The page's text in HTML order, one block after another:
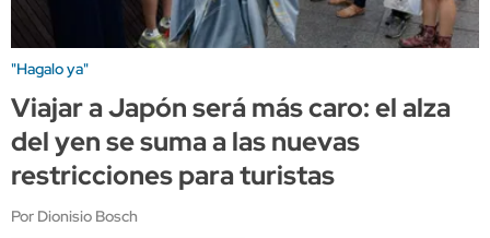
"Hagalo ya"
Viajar a Japón será más caro: el alza
del yen se suma a las nuevas
restricciones para turistas
Por Dionisio Bosch